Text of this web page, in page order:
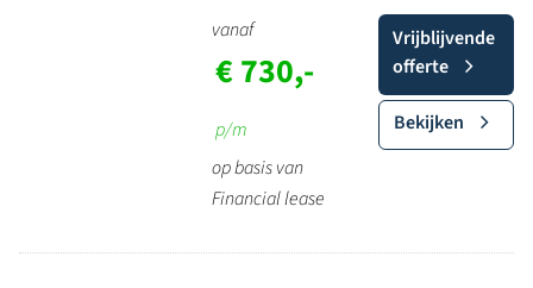
vanaf
€ 730,-
p/m
op basis van
Financial lease
Vrijblijvende
offerte
Bekijken